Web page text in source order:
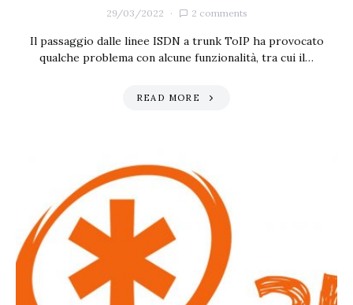
29/03/2022 2 comments
Il passaggio dalle linee ISDN a trunk ToIP ha provocato
qualche problema con alcune funzionalità, tra cui il…
READ MORE